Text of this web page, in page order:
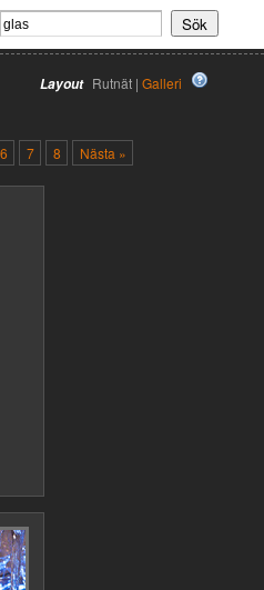
Layout Rutnät | Galleri
6 7 8 Nästa »